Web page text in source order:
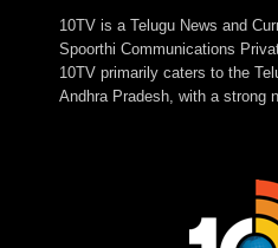
10TV is a Telugu News and
Spoorthi Communications
10TV primarily caters to the
Andhra Pradesh, with a strong